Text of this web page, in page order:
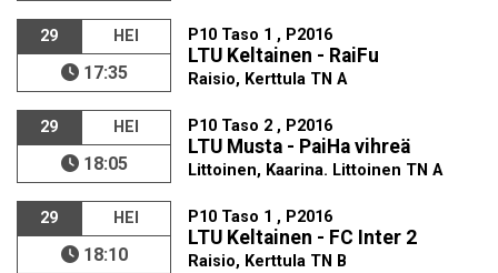
29 HEI
17:35
P10 Taso 1 , P2016
LTU Keltainen - RaiFu
Raisio, Kerttula TN A
29 HEI
18:05
P10 Taso 2 , P2016
LTU Musta - PaiHa vihreä
Littoinen, Kaarina. Littoinen TN A
29 HEI
18:10
P10 Taso 1 , P2016
LTU Keltainen - FC Inter 2
Raisio, Kerttula TN B